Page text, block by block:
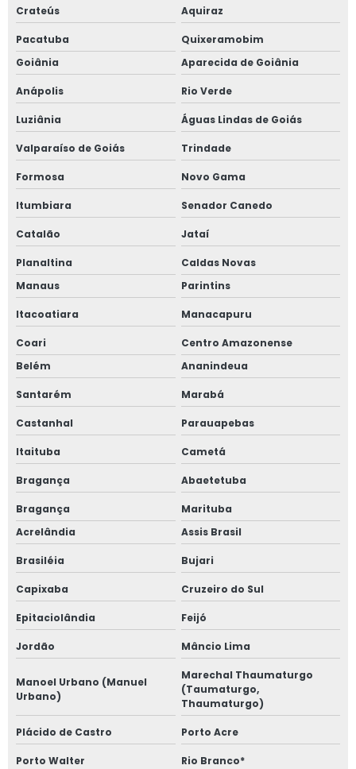
Crateús Aquiraz
Pacatuba
Quixeramobim
Goiânia
Aparecida de Goiânia
Anápolis Rio Verde
Luziânia Águas Lindas de Goiás
Valparaíso de Goiás Trindade
Formosa Novo Gama
Itumbiara Senador Canedo
Catalão Jataí
Planaltina
Caldas Novas
Manaus
Parintins
Itacoatiara Manacapuru
Coari
Centro Amazonense
Belém
Ananindeua
Santarém Marabá
Castanhal Parauapebas
Itaituba Cametá
Bragança Abaetetuba
Bragança
Marituba
Acrelândia
Assis Brasil
Brasiléia Bujari
Capixaba Cruzeiro do Sul
Epitaciolândia Feijó
Jordão Mâncio Lima
Manoel Urbano (Manuel
Urbano)
Marechal Thaumaturgo
(Taumaturgo,
Thaumaturgo)
Plácido de Castro Porto Acre
Porto Walter Rio Branco*